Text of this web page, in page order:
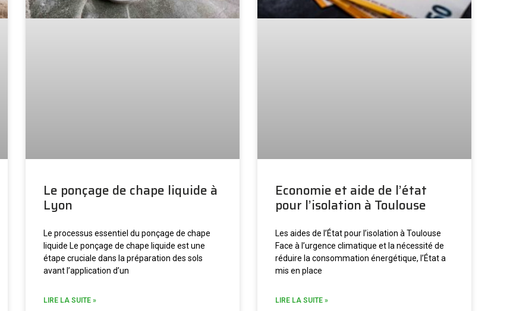
Le ponçage de chape liquide à
Lyon
Le processus essentiel du ponçage de chape
liquide Le ponçage de chape liquide est une
étape cruciale dans la préparation des sols
avant l’application d’un
LIRE LA SUITE »
Economie et aide de l’état
pour l’isolation à Toulouse
Les aides de l’État pour l’isolation à Toulouse
Face à l’urgence climatique et la nécessité de
réduire la consommation énergétique, l’État a
mis en place
LIRE LA SUITE »